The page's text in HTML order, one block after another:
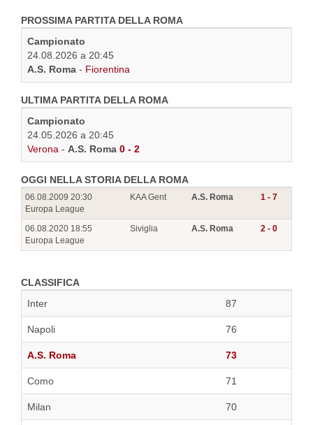
PROSSIMA PARTITA DELLA ROMA
Campionato
24.08.2026 a 20:45
A.S. Roma - Fiorentina
ULTIMA PARTITA DELLA ROMA
Campionato
24.05.2026 a 20:45
Verona - A.S. Roma 0 - 2
OGGI NELLA STORIA DELLA ROMA
06.08.2009 20:30
Europa League
KAA Gent A.S. Roma 1 - 7
06.08.2020 18:55
Europa League
Siviglia A.S. Roma 2 - 0
CLASSIFICA
Inter
87
Napoli 76
A.S. Roma 73
Como 71
Milan 70